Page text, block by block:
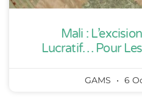
Mali :
Lucratif… Pour
GAMS 6